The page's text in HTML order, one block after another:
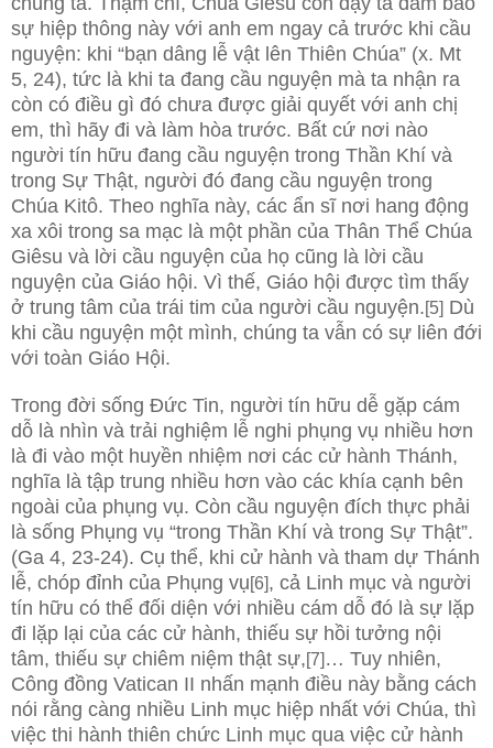
sự hiệp thông này với anh em ngay cả trước khi cầu
nguyện: khi “bạn dâng lễ vật lên Thiên Chúa” (x. Mt
5, 24), tức là khi ta đang cầu nguyện mà ta nhận ra
còn có điều gì đó chưa được giải quyết với anh chị
em, thì hãy đi và làm hòa trước. Bất cứ nơi nào
người tín hữu đang cầu nguyện trong Thần Khí và
trong Sự Thật, người đó đang cầu nguyện trong
Chúa Kitô. Theo nghĩa này, các ẩn sĩ nơi hang động
xa xôi trong sa mạc là một phần của Thân Thể Chúa
Giêsu và lời cầu nguyện của họ cũng là lời cầu
nguyện của Giáo hội. Vì thế, Giáo hội được tìm thấy
ở trung tâm của trái tim của người cầu nguyện.[5] Dù
khi cầu nguyện một mình, chúng ta vẫn có sự liên đới
với toàn Giáo Hội.
Trong đời sống Đức Tin, người tín hữu dễ gặp cám
dỗ là nhìn và trải nghiệm lễ nghi phụng vụ nhiều hơn
là đi vào một huyền nhiệm nơi các cử hành Thánh,
nghĩa là tập trung nhiều hơn vào các khía cạnh bên
ngoài của phụng vụ. Còn cầu nguyện đích thực phải
là sống Phụng vụ “trong Thần Khí và trong Sự Thật”.
(Ga 4, 23-24). Cụ thể, khi cử hành và tham dự Thánh
lễ, chóp đỉnh của Phụng vụ[6], cả Linh mục và người
tín hữu có thể đối diện với nhiều cám dỗ đó là sự lặp
đi lặp lại của các cử hành, thiếu sự hồi tưởng nội
tâm, thiếu sự chiêm niệm thật sự,[7] … Tuy nhiên,
Công đồng Vatican II nhấn mạnh điều này bằng cách
nói rằng càng nhiều Linh mục hiệp nhất với Chúa, thì
việc thi hành thiên chức Linh mục qua việc cử hành